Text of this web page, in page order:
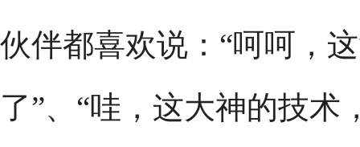
伙伴都喜欢说：“呵呵，
了”、“哇，这大神的技术